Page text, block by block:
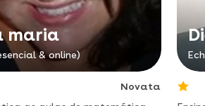
maria
& online)
Novata